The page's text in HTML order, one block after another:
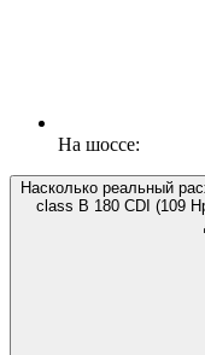
На шоссе:
Насколько реальный
class B 180 CDI (109